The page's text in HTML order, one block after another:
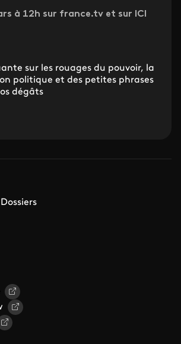
à 12h sur france.tv et sur ICI
sur les rouages du pouvoir, la
politique et des petites phrases
dégâts